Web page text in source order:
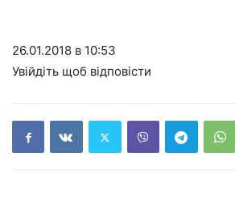
26.01.2018 в 10:53
Увійдіть щоб відповісти